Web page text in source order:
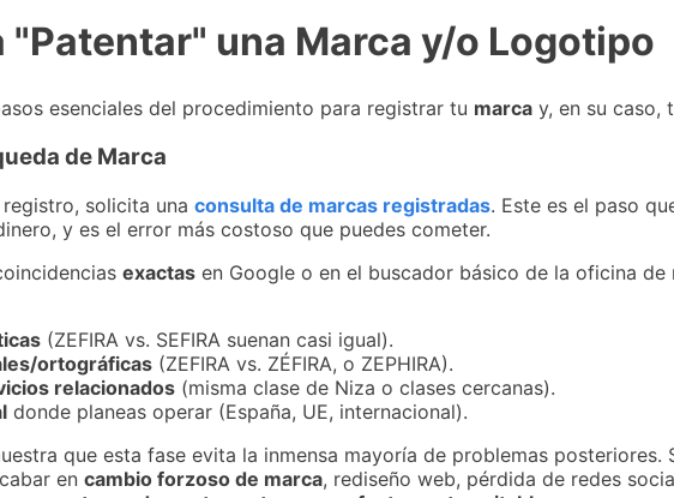
"Patentar" una Marca y/o Logotipo
esenciales del procedimiento para registrar tu marca y, en su caso,
de Marca
solicita una consulta de marcas registradas. Este es el paso
y es el error más costoso que puedes cometer.
exactas en Google o en el buscador básico de la oficina de
(ZEFIRA vs. SEFIRA suenan casi igual).
ortográficas (ZEFIRA vs. ZÉFIRA, o ZEPHIRA).
relacionados (misma clase de Niza o clases cercanas).
donde planeas operar (España, UE, internacional).
que esta fase evita la inmensa mayoría de problemas posteriores.
en cambio forzoso de marca, rediseño web, pérdida de redes